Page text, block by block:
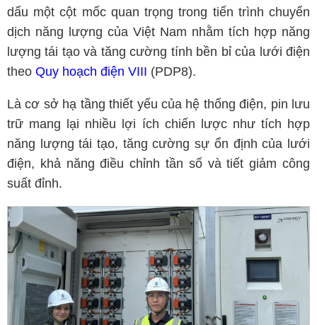
dấu một cột mốc quan trọng trong tiến trình chuyển
dịch năng lượng của Việt Nam nhằm tích hợp năng
lượng tái tạo và tăng cường tính bền bỉ của lưới điện
theo Quy hoạch điện VIII (PDP8).
Là cơ sở hạ tầng thiết yếu của hệ thống điện, pin lưu
trữ mang lại nhiều lợi ích chiến lược như tích hợp
năng lượng tái tạo, tăng cường sự ổn định của lưới
điện, khả năng điều chỉnh tần số và tiết giảm công
suất đỉnh.